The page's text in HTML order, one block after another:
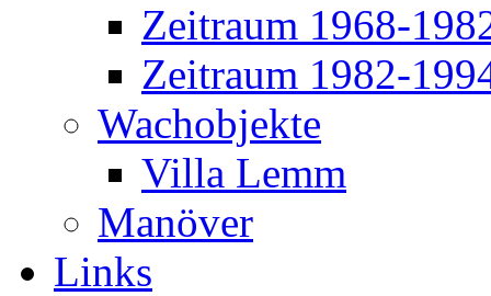
Zeitraum 1968-
Zeitraum 1982-
Wachobjekte
Villa Lemm
Manöver
Links